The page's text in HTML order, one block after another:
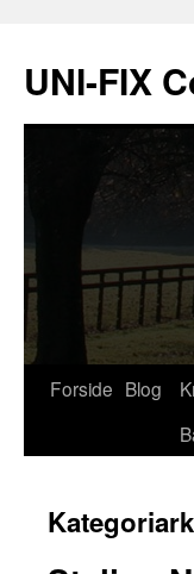
indhold
UNI-FIX
Forside Blog